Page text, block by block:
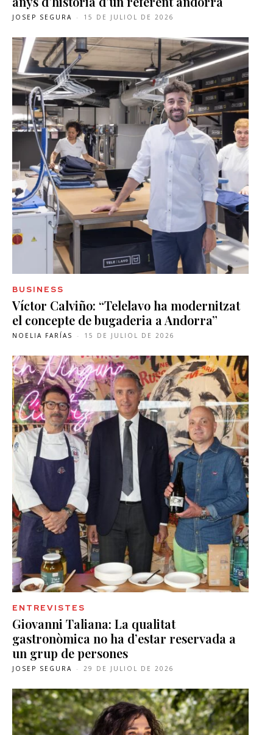
JOSEP SEGURA - 15 DE JULIOL DE 2026
BUSINESS
Víctor Calviño: “Telelavo ha modernitzat
el concepte de bugaderia a Andorra”
NOELIA FARÍAS - 15 DE JULIOL DE 2026
ENTREVISTES
Giovanni Taliana: La qualitat
gastronòmica no ha d’estar reservada a
un grup de persones
JOSEP SEGURA - 29 DE JULIOL DE 2026